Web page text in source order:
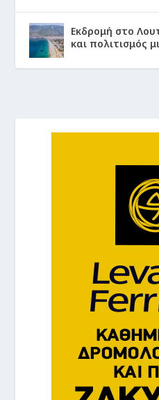
Εκδρομή στο
και πολιτισμός